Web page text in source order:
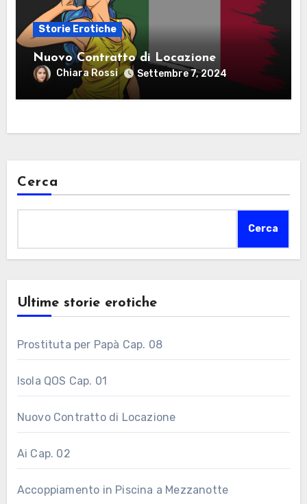
Storie Erotiche
Nuovo Contratto di Locazione
Chiara Rossi Settembre 7, 2024
Cerca
Cerca
Ultime storie erotiche
Prostituta per Papà Cap. 08
Isola QOS Cap. 01
Nuovo Contratto di Locazione
Ai Cap. 02
Accoppiamento in Piscina a Mezzanotte